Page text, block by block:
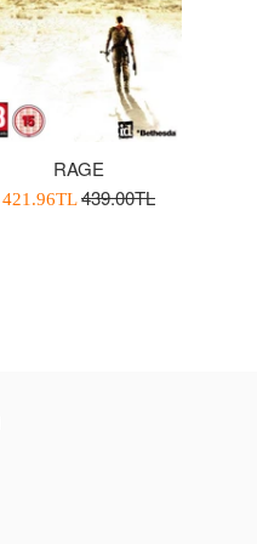
RAGE
İndirimli
421.96TLNormal
439.00TL